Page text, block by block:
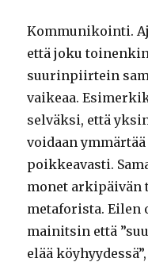
Kommunikointi.
että joku
suurinpiirtein
vaikeaa.
selväksi, että
voidaan
poikkeavasti.
monet arkipäivän
metaforista. Eilen
mainitsin että
elää